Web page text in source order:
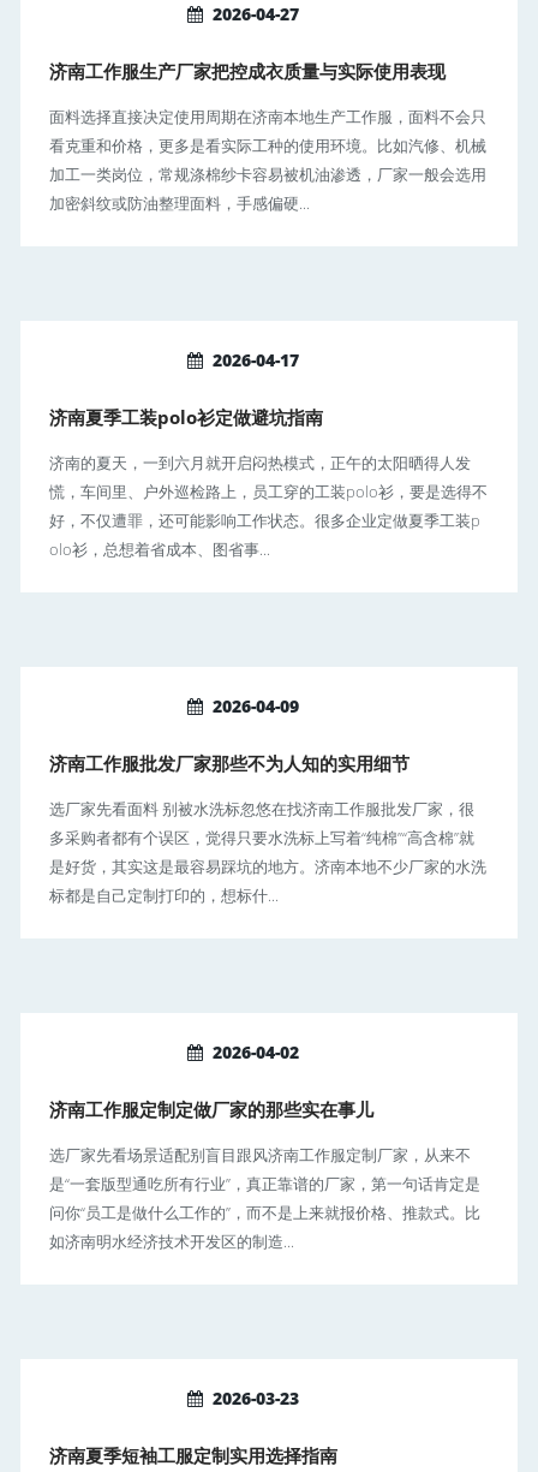
2026-04-27
济南工作服生产厂家把控成衣质量与实际使用表现
面料选择直接决定使用周期在济南本地生产工作服，面料不会只
看克重和价格，更多是看实际工种的使用环境。比如汽修、机械
加工一类岗位，常规涤棉纱卡容易被机油渗透，厂家一般会选用
加密斜纹或防油整理面料，手感偏硬...
2026-04-17
济南夏季工装polo衫定做避坑指南
济南的夏天，一到六月就开启闷热模式，正午的太阳晒得人发
慌，车间里、户外巡检路上，员工穿的工装polo衫，要是选得不
好，不仅遭罪，还可能影响工作状态。很多企业定做夏季工装p
olo衫，总想着省成本、图省事...
2026-04-09
济南工作服批发厂家那些不为人知的实用细节
选厂家先看面料 别被水洗标忽悠在找济南工作服批发厂家，很
多采购者都有个误区，觉得只要水洗标上写着“纯棉”“高含棉”就
是好货，其实这是最容易踩坑的地方。济南本地不少厂家的水洗
标都是自己定制打印的，想标什...
2026-04-02
济南工作服定制定做厂家的那些实在事儿
选厂家先看场景适配别盲目跟风济南工作服定制厂家，从来不
是“一套版型通吃所有行业”，真正靠谱的厂家，第一句话肯定是
问你“员工是做什么工作的”，而不是上来就报价格、推款式。比
如济南明水经济技术开发区的制造...
2026-03-23
济南夏季短袖工服定制实用选择指南